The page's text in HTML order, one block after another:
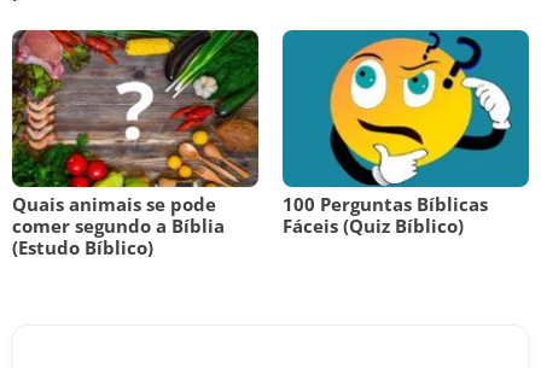
Quais animais se pode
comer segundo a Bíblia
(Estudo Bíblico)
100 Perguntas Bíblicas
Fáceis (Quiz Bíblico)